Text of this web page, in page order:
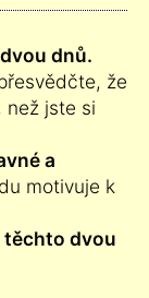
dnů.
že
než jste si
a
motivuje k
těchto dvou